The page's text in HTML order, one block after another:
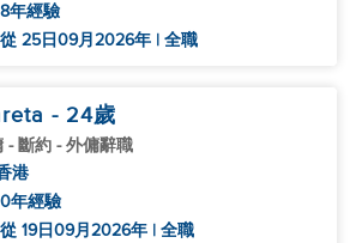
8年經驗
從 25日09月2026年 | 全職
- 24歲
- 斷約 - 外傭辭職
港
0年經驗
從 19日09月2026年 | 全職